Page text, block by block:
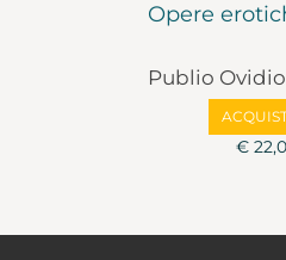
Opere
Publio
€